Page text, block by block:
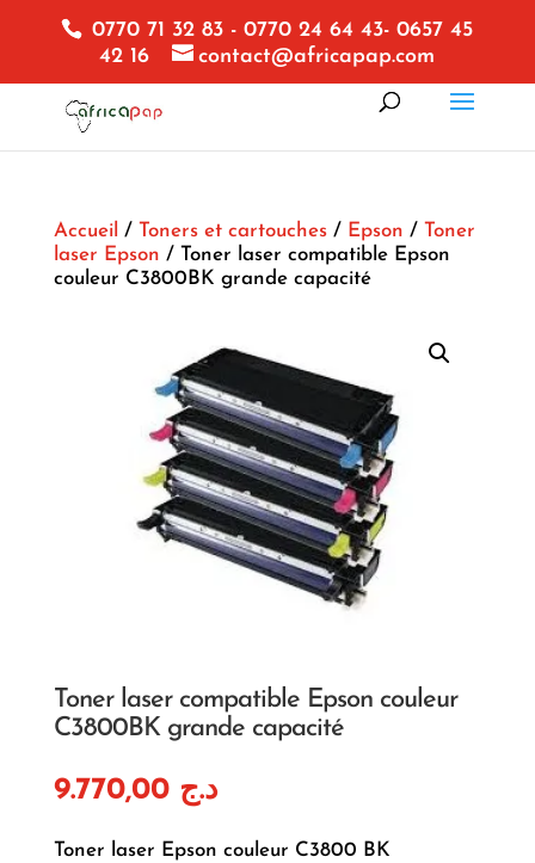
0770 71 32 83 - 0770 24 64 43- 0657 45
42 16
contact@africapap.com
Accueil / Toners et cartouches/ Epson / Toner
laser Epson / Toner laser compatible Epson
couleur C3800BK grande capacité
Toner laser compatible Epson couleur
C3800BK grande capacité
د.ج 9.770,00
Toner laser Epson couleur C3800 BK